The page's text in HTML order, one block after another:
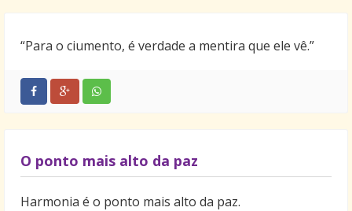
“Para o ciumento, é verdade a mentira que ele vê.”
O ponto mais alto da paz
Harmonia é o ponto mais alto da paz.